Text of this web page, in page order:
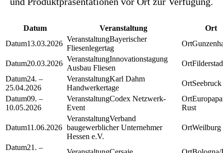
Datum Veranstaltung
Ort
13.03.2026
Bayerischer
Fliesenlegertag
20.03.2026
Innovationstagung
Ausbau Fliesen
24. –
25.04.2026
Karl Dahm
Handwerkertage
Seebruck
09. –
10.05.2026
Codex Netzwerk-
Event
Rust
11.06.2026
Verband
baugewerblicher Unternehmer
Hessen e.V.
Weilburg
21. –